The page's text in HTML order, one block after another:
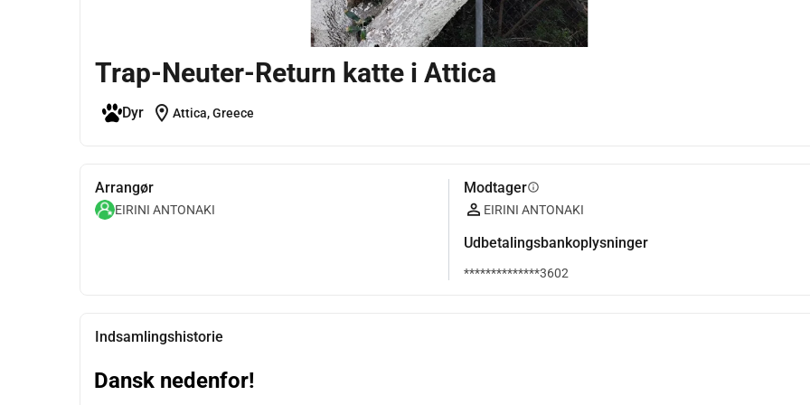
Trap-Neuter-Return katte i Attica
Dyr location_on Attica, Greece
Arrangør
EIRINI ANTONAKI
Modtagerinfo
EIRINI ANTONAKI
Udbetalingsbankoplysninger
**************3602
Indsamlingshistorie
Dansk nedenfor!